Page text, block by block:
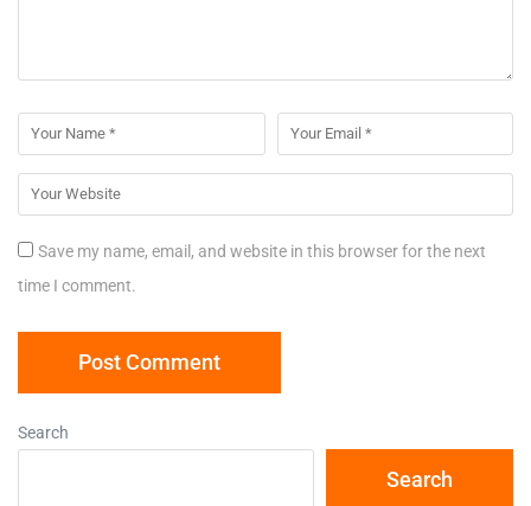
Save my name, email, and website in this browser for the next
time I comment.
Search
Search